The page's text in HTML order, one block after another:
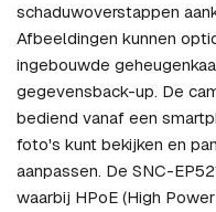
schaduwoverstappen
Afbeeldingen kunnen
ingebouwde
gegevensback-up. De
bediend vanaf een
foto's kunt bekijken en
aanpassen. De SNC-
waarbij HPoE (High